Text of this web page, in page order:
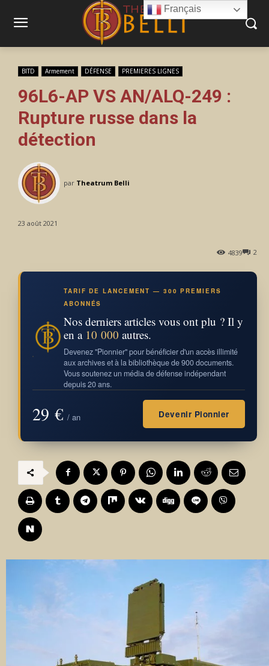
BITD Armement DÉFENSE PREMIERES LIGNES
96L6-AP VS AN/ALQ-249 :
Rupture russe dans la
détection
par Theatrum Belli
23 août 2021
2
4839
TARIF DE LANCEMENT — 300 PREMIERS
ABONNÉS
Nos derniers articles vous ont plu ? Il y
en a 10 000 autres.
Devenez "Pionnier" pour bénéficier d'un accès illimité
aux archives et à la bibliothèque de 900 documents.
Vous soutenez un média de défense indépendant
depuis 20 ans.
29 € / an Devenir Pionnier
Français